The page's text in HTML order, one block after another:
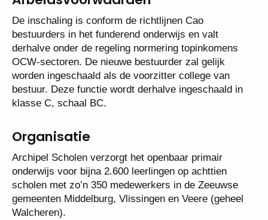
Arbeidsvoorwaarden
De inschaling is conform de richtlijnen Cao
bestuurders in het funderend onderwijs en valt
derhalve onder de regeling normering topinkomens
OCW-sectoren. De nieuwe bestuurder zal gelijk
worden ingeschaald als de voorzitter college van
klasse C, schaal BC.
Organisatie
Archipel Scholen verzorgt het openbaar primair
onderwijs voor bijna 2.600 leerlingen op achttien
scholen met zo’n 350 medewerkers in de Zeeuwse